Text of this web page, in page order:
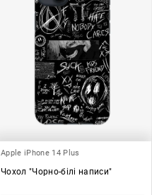
Apple iPhone 14 Plus
Чохол "Чорно-білі написи"